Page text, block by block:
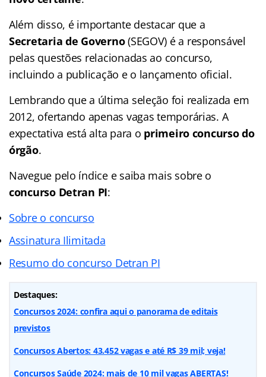
Além disso, é importante destacar que a
Secretaria de Governo(SEGOV) é a responsável
pelas questões relacionadas ao concurso,
incluindo a publicação e o lançamento oficial.
Lembrando que a última seleção foi realizada em
2012, ofertando apenas vagas temporárias. A
expectativa está alta para o primeiro concurso do
órgão.
Navegue pelo índice e saiba mais sobre o
concurso Detran PI:
Sobre o concurso
Assinatura Ilimitada
Resumo do concurso Detran PI
Destaques:
Concursos 2024: confira aqui o panorama de editais
previstos
Concursos Abertos: 43.452 vagas e até R$ 39 mil; veja!
Concursos Saúde 2024: mais de 10 mil vagas ABERTAS!